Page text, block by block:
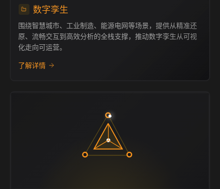
数字孪生
围绕智慧城市、工业制造、能源电网等场景，提供从精准还
原、流畅交互到高效分析的全栈支撑，推动数字孪生从可视
化走向可运营。
了解详情